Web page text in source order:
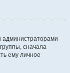
администраторами
сначала
ему личное